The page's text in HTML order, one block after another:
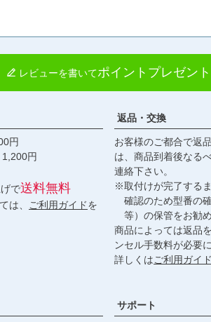
レビューを書いてポイントプレゼント
円
円
で送料無料
は、 ご利用ガイドを
返品・交換
お客様のご都合で返
は、商品到着後なる
連絡下さい。
※取付けが完了する
確認のため型番の
等）の保管をお勧め
商品によっては返品
ンセル手数料が必要
詳しくはご利用ガイド
サポート